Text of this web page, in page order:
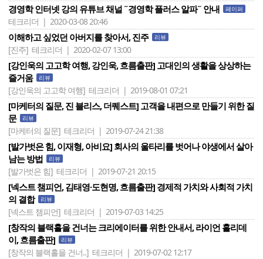
경영학 인터넷 강의 유튜브 채널 ˝경영학 플러스 알파˝ 안내 페이퍼
테크리더 | 2020-03-08 20:46
이해하고 싶었던 아버지를 찾아서, 진주 리뷰
[진주] 테크리더 | 2020-02-07 13:00
[강인욱의 고고학 여행, 강인욱, 흐름출판] 고대인의 생활을 상상하는
즐거움
리뷰
[강인욱의 고고학 여행] 테크리더 | 2019-08-01 07:21
[마케터의 질문, 진 블리스, 더퀘스트] 고객을 내편으로 만들기 위한 질
문
리뷰
[마케터의 질문] 테크리더 | 2019-07-24 21:38
[발가벗은 힘, 이재형, 아비요] 회사의 울타리를 벗어나 야생에서 살아
남는 방법
리뷰
[발가벗은 힘] 테크리더 | 2019-07-21 20:15
[넥스트 챔피언, 김태영·도현명, 흐름출판] 경제적 가치와 사회적 가치
의 결합
리뷰
[넥스트 챔피언] 테크리더 | 2019-07-03 14:25
[창작의 블랙홀을 건너는 크리에이터를 위한 안내서, 라이언 홀리데
이, 흐름출판]
리뷰
[창작의 블랙홀을 건너..] 테크리더 | 2019-07-02 12:17